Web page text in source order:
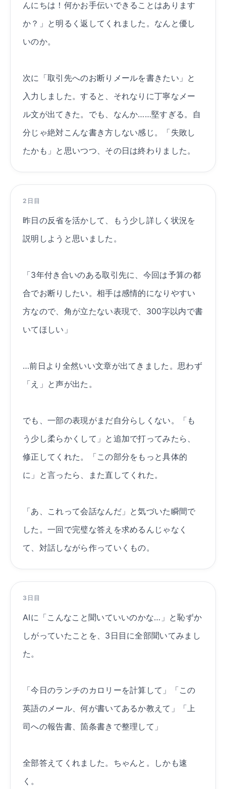
んにちは！何かお手伝いできることはあります
か？」と明るく返してくれました。なんと優し
いのか。
次に「取引先へのお断りメールを書きたい」と
入力しました。すると、それなりに丁寧なメー
ル文が出てきた。でも、なんか……堅すぎる。自
分じゃ絶対こんな書き方しない感じ。「失敗し
たかも」と思いつつ、その日は終わりました。
2日目
昨日の反省を活かして、もう少し詳しく状況を
説明しようと思いました。
「3年付き合いのある取引先に、今回は予算の都
合でお断りしたい。相手は感情的になりやすい
方なので、角が立たない表現で、300字以内で書
いてほしい」
…前日より全然いい文章が出てきました。思わず
「え」と声が出た。
でも、一部の表現がまだ自分らしくない。「も
う少し柔らかくして」と追加で打ってみたら、
修正してくれた。「この部分をもっと具体的
に」と言ったら、また直してくれた。
「あ、これって会話なんだ」と気づいた瞬間で
した。一回で完璧な答えを求めるんじゃなく
て、対話しながら作っていくもの。
3日目
AIに「こんなこと聞いていいのかな…」と恥ずか
しがっていたことを、3日目に全部聞いてみまし
た。
「今日のランチのカロリーを計算して」「この
英語のメール、何が書いてあるか教えて」「上
司への報告書、箇条書きで整理して」
全部答えてくれました。ちゃんと。しかも速
く。